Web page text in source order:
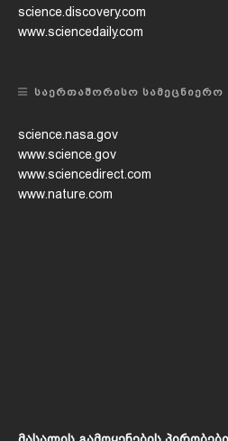
science.discovery.com
www.sciencedaily.com
ᲡᲐᲔᲠᲗᲐᲨᲝᲠᲘᲡᲝ ᲡᲐᲛᲔᲪᲜᲘᲔᲠᲝ
science.nasa.gov
www.science.gov
www.sciencedirect.com
www.nature.com